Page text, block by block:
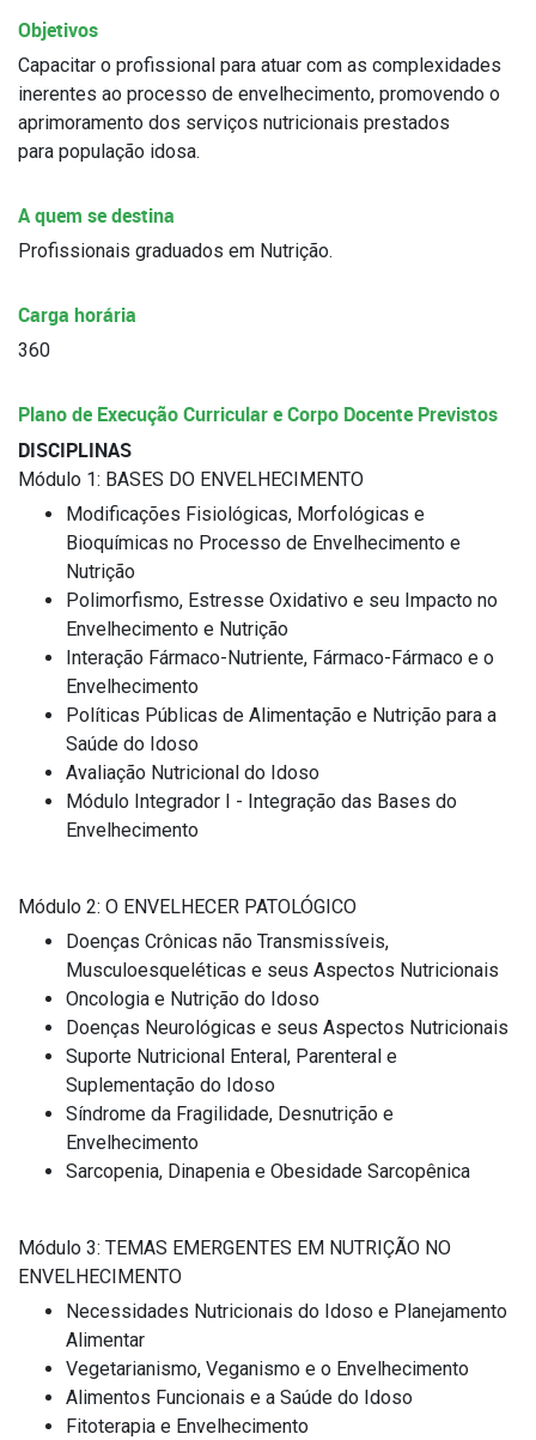
Objetivos
Capacitar o profissional para atuar com as complexidades
inerentes ao processo de envelhecimento, promovendo o
aprimoramento dos serviços nutricionais prestados
para população idosa.
A quem se destina
Profissionais graduados em Nutrição.
Carga horária
360
Plano de Execução Curricular e Corpo Docente Previstos
DISCIPLINAS
Módulo 1: BASES DO ENVELHECIMENTO
Modificações Fisiológicas, Morfológicas e
Bioquímicas no Processo de Envelhecimento e
Nutrição
Polimorfismo, Estresse Oxidativo e seu Impacto no
Envelhecimento e Nutrição
Interação Fármaco-Nutriente, Fármaco-Fármaco e o
Envelhecimento
Políticas Públicas de Alimentação e Nutrição para a
Saúde do Idoso
Avaliação Nutricional do Idoso
Módulo Integrador I - Integração das Bases do
Envelhecimento
Módulo 2: O ENVELHECER PATOLÓGICO
Doenças Crônicas não Transmissíveis,
Musculoesqueléticas e seus Aspectos Nutricionais
Oncologia e Nutrição do Idoso
Doenças Neurológicas e seus Aspectos Nutricionais
Suporte Nutricional Enteral, Parenteral e
Suplementação do Idoso
Síndrome da Fragilidade, Desnutrição e
Envelhecimento
Sarcopenia, Dinapenia e Obesidade Sarcopênica
Módulo 3: TEMAS EMERGENTES EM NUTRIÇÃO NO
ENVELHECIMENTO
Necessidades Nutricionais do Idoso e Planejamento
Alimentar
Vegetarianismo, Veganismo e o Envelhecimento
Alimentos Funcionais e a Saúde do Idoso
Fitoterapia e Envelhecimento